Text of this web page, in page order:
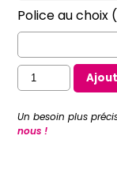
Police au choix
quantité
de
Collier
Croix
Un besoin plus
nous !